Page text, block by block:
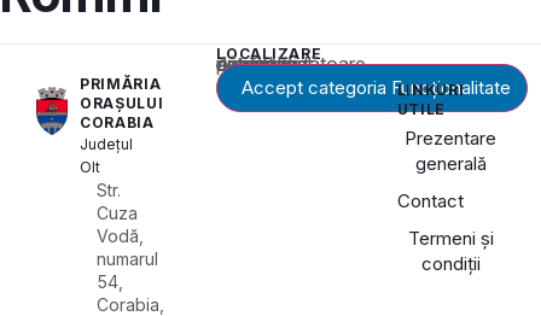
PRIMĂRIA
ORAȘULUI
CORABIA
Județul
Olt
Str.
Cuza
Vodă,
numarul
54,
Corabia,
LOCALIZARE
Acest conținut este blocat până când acceptați categoria corespunzătoare de cookie-uri.
Accept categoria Funcționalitate
LINKURI
UTILE
Prezentare
generală
Contact
Termeni și
condiții